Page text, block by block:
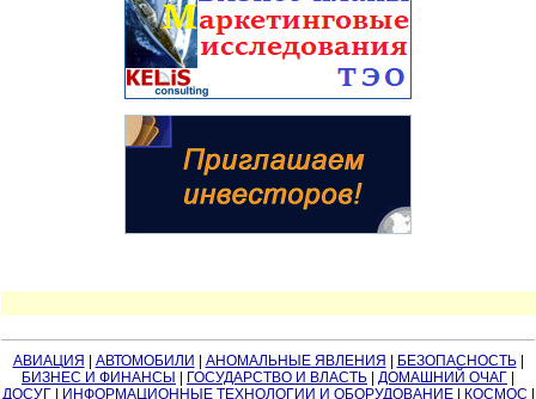
АВИАЦИЯ АВТОМОБИЛИ АНОМАЛЬНЫЕ ЯВЛЕНИЯ БЕЗОПАСНОСТЬ|
БИЗНЕС И ФИНАНСЫ
ГОСУДАРСТВО И ВЛАСТЬ ДОМАШНИЙ ОЧАГ
ДОСУГ| ИНФОРМАЦИОННЫЕ ТЕХНОЛОГИИ И ОБОРУДОВАНИЕ| КОСМОС